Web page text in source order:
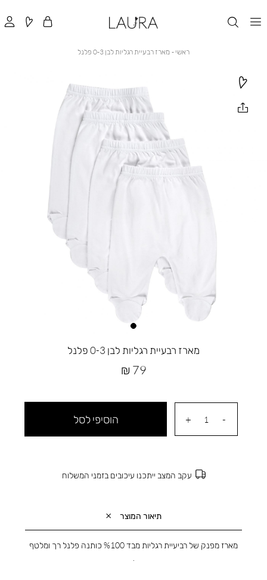
ראשי ראשי
מארז רבעיית רגליות לבן 0-3 פלנל
0-
מארז רבעיית רגליות לבן 0-3 פלנל
מחיר
79 ₪
הוסיפי לסל
עקב המצב ייתכנו עיכובים בזמני המשלוח
תיאור המוצר
מארז מפנק של רביעיית רגליות מבד %100 כותנה פלנל רך ומלטף